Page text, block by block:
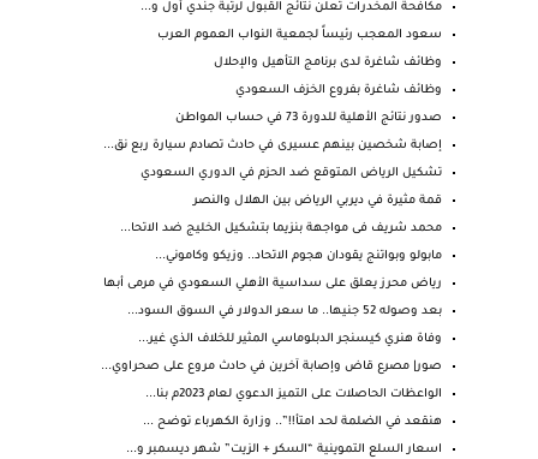
مكافحة المخدرات تعلن نتائج القبول لرتبة جندي أول و...
سعود المعجب رئيساً لجمعية النواب العموم العرب
وظائف شاغرة لدى برنامج التأهيل والإحلال
وظائف شاغرة بفروع الخزف السعودي
صدور نتائج الأهلية للدورة 73 في حساب المواطن
إصابة شخصين بينهم عسيرى في حادث تصادم سيارة ربع نق...
تشكيل الرياض المتوقع ضد الحزم في الدوري السعودي
قمة مثيرة في ديربي الرياض بين الهلال والنصر
محمد شريف فى مواجهة بنزيما بتشكيل الخليج ضد الاتحا...
مابولو وبواتنج يقودان هجوم الاتحاد.. وزيكو وكاموني...
رياض محرز يعلق على سداسية الأهلي السعودي في مرمى أبها
بعد وصوله 52 جنيها.. ما سعر الدولار في السوق السود...
وفاة هنري كيسنجر الدبلوماسي المثير للخلاف الذي غير...
صور| مصرع قاض وإصابة آخرين في حادث مروع على صحراوي...
الواعظات الحاصلات على التميز الدعوي لعام 2023م بنا...
هنقعد في الضلمة لحد امتأ!!”.. وزارة الكهرباء توضح ...
اسعار السلع التموينية “السكر + الزيت” شهر ديسمبر و...